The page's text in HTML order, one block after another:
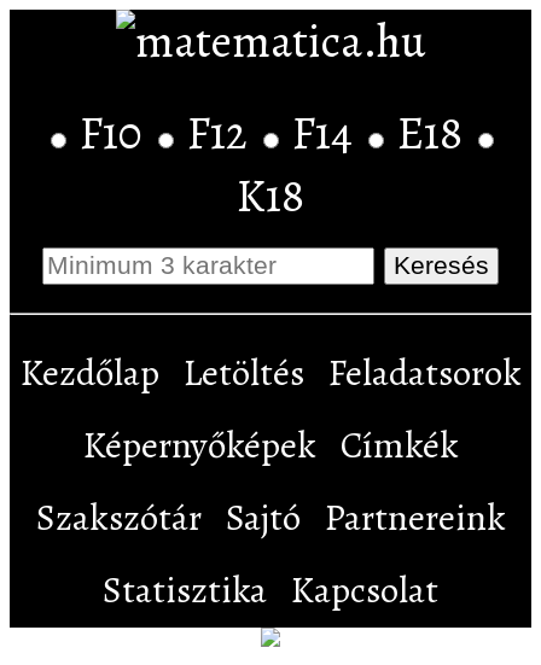
F10 F12 F14
E18
K18
Kezdőlap Letöltés Feladatsorok
Képernyőképek Címkék
Szakszótár Sajtó Partnereink
Statisztika Kapcsolat